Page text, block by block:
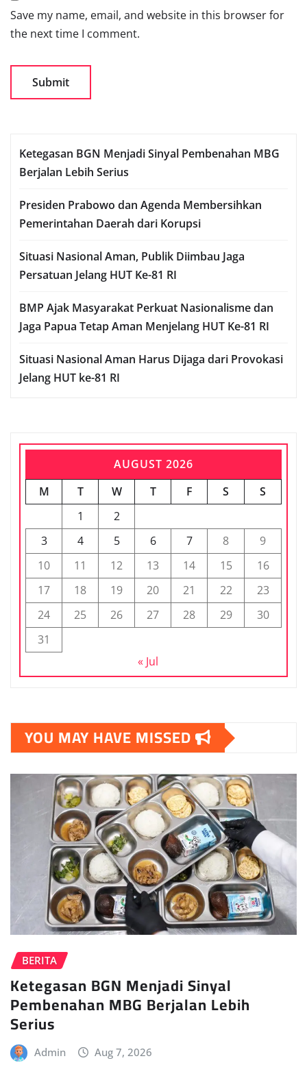
Save my name, email, and website in this browser for
the next time I comment.
Ketegasan BGN Menjadi Sinyal Pembenahan MBG
Berjalan Lebih Serius
Presiden Prabowo dan Agenda Membersihkan
Pemerintahan Daerah dari Korupsi
Situasi Nasional Aman, Publik Diimbau Jaga
Persatuan Jelang HUT Ke-81 RI
BMP Ajak Masyarakat Perkuat Nasionalisme dan
Jaga Papua Tetap Aman Menjelang HUT Ke-81 RI
Situasi Nasional Aman Harus Dijaga dari Provokasi
Jelang HUT ke-81 RI
AUGUST 2026
M
T W T F S
S
1
2
3
4 5 6 7 8
9
10
11 12 13 14 15
16
17
18 19 20 21 22
23
24
25 26 27 28 29
30
31
« Jul
YOU MAY HAVE MISSED
BERITA
Ketegasan BGN Menjadi Sinyal
Pembenahan MBG Berjalan Lebih
Serius
Admin Aug 7, 2026